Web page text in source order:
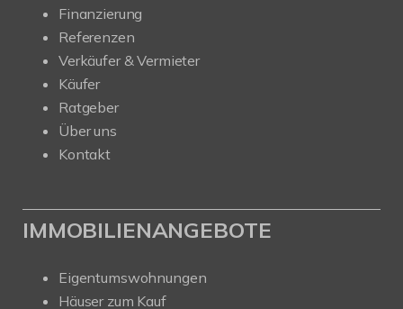
Finanzierung
Referenzen
Verkäufer & Vermieter
Käufer
Ratgeber
Über uns
Kontakt
IMMOBILIENANGEBOTE
Eigentumswohnungen
Häuser zum Kauf